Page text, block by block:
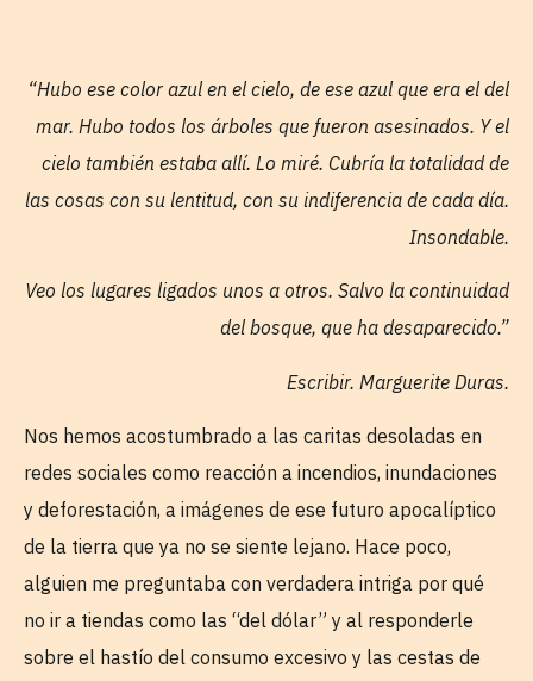
“Hubo ese color azul en el cielo, de ese azul que era el del
mar. Hubo todos los árboles que fueron asesinados. Y el
cielo también estaba allí. Lo miré. Cubría la totalidad de
las cosas con su lentitud, con su indiferencia de cada día.
Insondable.
Veo los lugares ligados unos a otros. Salvo la continuidad
del bosque, que ha desaparecido.”
Escribir. Marguerite Duras.
Nos hemos acostumbrado a las caritas desoladas en
redes sociales como reacción a incendios, inundaciones
y deforestación, a imágenes de ese futuro apocalíptico
de la tierra que ya no se siente lejano. Hace poco,
alguien me preguntaba con verdadera intriga por qué
no ir a tiendas como las “del dólar” y al responderle
sobre el hastío del consumo excesivo y las cestas de